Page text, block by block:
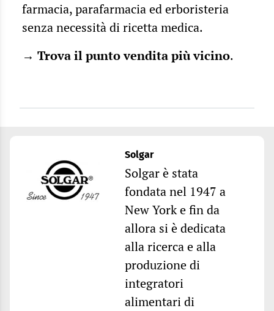
farmacia, parafarmacia ed erboristeria
senza necessità di ricetta medica.
→ Trova il punto vendita più vicino.
Solgar
Solgar è stata
fondata nel 1947 a
New York e fin da
allora si è dedicata
alla ricerca e alla
produzione di
integratori
alimentari di